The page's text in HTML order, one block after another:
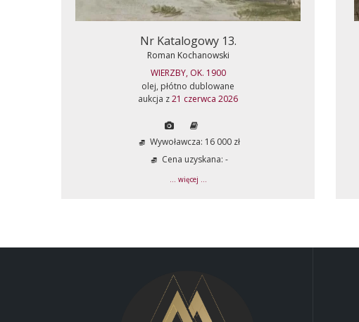
Nr Katalogowy 13.
Roman Kochanowski
WIERZBY, OK. 1900
olej, płótno dublowane
aukcja z21 czerwca 2026
Wywoławcza: 16 000 zł
Cena uzyskana: -
... więcej ...